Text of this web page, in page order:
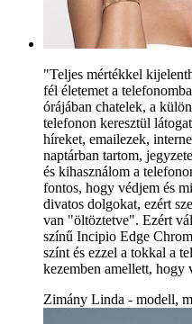
"Teljes mértékkel
fél életemet a
órájában chatelek, a
telefonon keresztül
híreket, emailezek,
naptárban tartom,
és kihasználom a
fontos, hogy védjem és
divatos dolgokat, ezért
van "öltöztetve". Ezért
színű Incipio Edge
színt és ezzel a tokkal a
kezemben amellett, hogy
Zimány Linda - modell,